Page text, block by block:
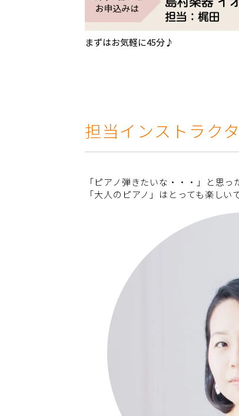
まずはお気軽に45分♪
担当インストラク
「ピアノ弾きたいな・・・」と思
「大人のピアノ」はとっても楽し